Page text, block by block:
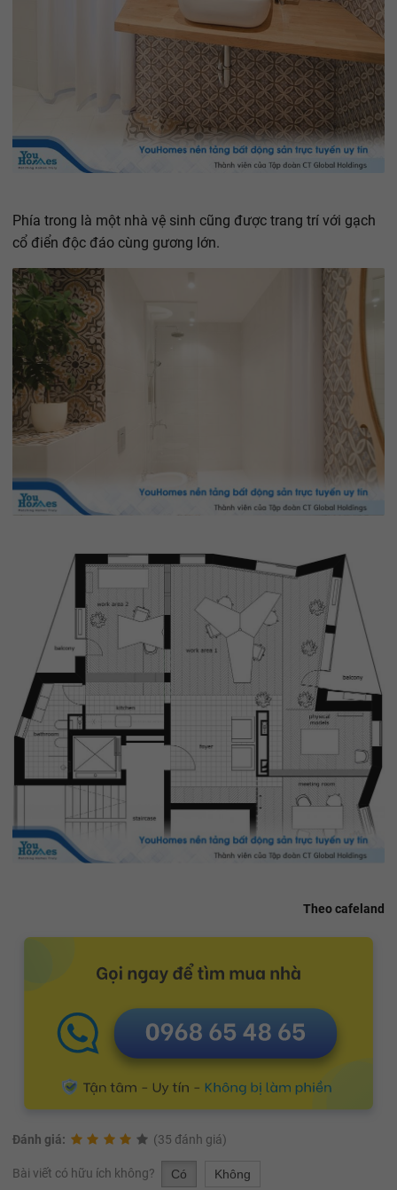
Phía trong là một nhà vệ sinh cũng được trang trí với gạch
cổ điển độc đáo cùng gương lớn.
Theo cafeland
Đánh giá: (35 đánh giá)
Bài viết có hữu ích không? Có Không